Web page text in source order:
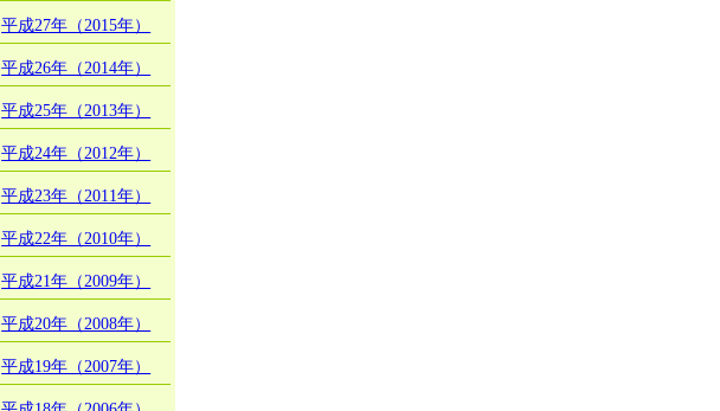
平成27年（2015年）
平成26年（2014年）
平成25年（2013年）
平成24年（2012年）
平成23年（2011年）
平成22年（2010年）
平成21年（2009年）
平成20年（2008年）
平成19年（2007年）